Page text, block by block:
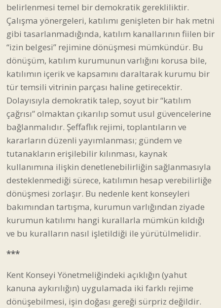
belirlenmesi temel bir demokratik gerekliliktir.
Çalışma yönergeleri, katılımı genişleten bir hak metni
gibi tasarlanmadığında, katılım kanallarının fiilen bir
“izin belgesi” rejimine dönüşmesi mümkündür. Bu
dönüşüm, katılım kurumunun varlığını korusa bile,
katılımın içerik ve kapsamını daraltarak kurumu bir
tür temsili vitrinin parçası haline getirecektir.
Dolayısıyla demokratik talep, soyut bir “katılım
çağrısı” olmaktan çıkarılıp somut usul güvencelerine
bağlanmalıdır. Şeffaflık rejimi, toplantıların ve
kararların düzenli yayımlanması; gündem ve
tutanakların erişilebilir kılınması, kaynak
kullanımına ilişkin denetlenebilirliğin sağlanmasıyla
desteklenmediği sürece, katılımın hesap verebilirliğe
dönüşmesi zorlaşır. Bu nedenle kent konseyleri
bakımından tartışma, kurumun varlığından ziyade
kurumun katılımı hangi kurallarla mümkün kıldığı
ve bu kuralların nasıl işletildiği ile yürütülmelidir.
***
Kent Konseyi Yönetmeliğindeki açıklığın (yahut
kanuna aykırılığın) uygulamada iki farklı rejime
dönüşebilmesi, işin doğası gereği sürpriz değildir.